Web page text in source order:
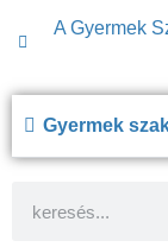
A Gyermek
Gyermek